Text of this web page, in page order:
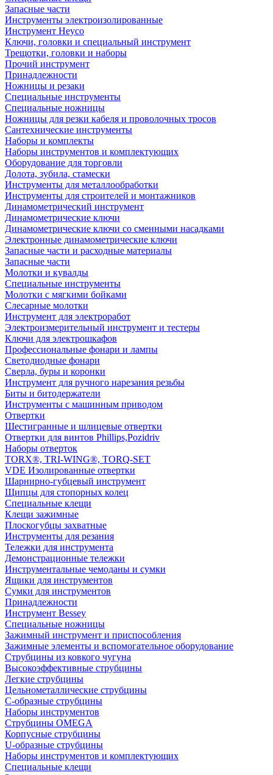
Запасные части
Инструменты электроизолированные
Инструмент Heyco
Ключи, головки и специальный инструмент
Трещотки, головки и наборы
Прочий инструмент
Принадлежности
Ножницы и резаки
Специальные инструменты
Специальные ножницы
Ножницы для резки кабеля и проволочных тросов
Сантехнические инструменты
Наборы и комплекты
Наборы инструментов и комплектующих
Оборудование для торговли
Долота, зубила, стамески
Инструменты для металлообработки
Инструменты для строителей и монтажников
Динамометрический инструмент
Динамометрические ключи
Динамометрические ключи со сменными насадками
Электронные динамометрические ключи
Запасные части и расходные материалы
Запасные части
Молотки и кувалды
Специальные инструменты
Молотки с мягкими бойками
Слесарные молотки
Инструмент для электроработ
Электроизмерительный инструмент и тестеры
Ключи для электрошкафов
Профессиональные фонари и лампы
Светодиодные фонари
Сверла, буры и коронки
Инструмент для ручного нарезания резьбы
Биты и битодержатели
Инструменты с машинным приводом
Отвертки
Шестигранные и шлицевые отвертки
Отвертки для винтов Phillips,Pozidriv
Наборы отверток
TORX®, TRI-WING®, TORQ-SET
VDE Изолированные отвертки
Шарнирно-губцевый инструмент
Щипцы для стопорных колец
Специальные клещи
Клещи зажимные
Плоскогубцы захватные
Инструменты для резания
Тележки для инструмента
Демонстрационные тележки
Инструментальные чемоданы и сумки
Ящики для инструментов
Сумки для инструментов
Принадлежности
Инструмент Bessey
Специальные ножницы
Зажимный инструмент и приспособления
Зажимные элементы и вспомогательное оборудование
Струбцины из ковкого чугуна
Высокоэффективные струбцины
Легкие струбцины
Цельнометаллические струбцины
C-образные струбцины
Наборы инструментов
Струбцины OMEGA
Корпусные струбцины
U-образные струбцины
Наборы инструментов и комплектующих
Специальные клещи